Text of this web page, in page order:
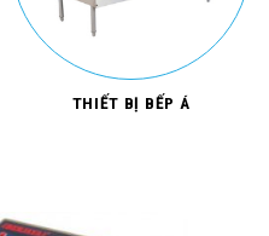
THIẾT BỊ BẾP Á